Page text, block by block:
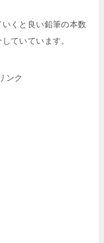
くと良い鉛筆の本数
ていています。
ンク